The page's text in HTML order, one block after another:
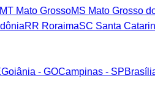
MT Mato GrossoMS Mato Grosso
RR RoraimaSC Santa
Goiânia - GOCampinas - SP